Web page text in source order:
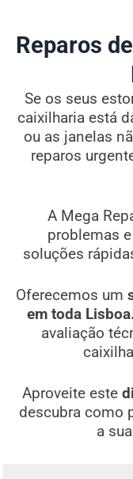
Reparos
Se os seus
caixilharia está
ou as janelas
reparos
A Mega
problemas
soluções
Oferecemos um
em toda
avaliação
Aproveite este
descubra como
a